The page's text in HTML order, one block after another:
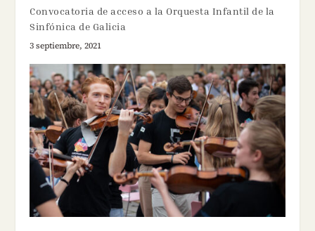
Convocatoria de acceso a la Orquesta Infantil de la
Sinfónica de Galicia
3 septiembre, 2021